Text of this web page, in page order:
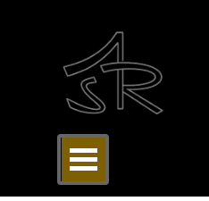
Menü überspringen